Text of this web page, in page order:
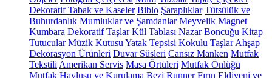
Dekoratif Tabak ve Kaseler Biblo Şaraplıklar Tütsülük ve
Buhurdanlık Mumluklar ve Şamdanlar Meyvelik Magnet
Kumbara Dekoratif Taşlar Kül Tablası Nazar Boncuğu Kitap
Tutucular Müzik Kutusu Yatak Tepsisi Kokulu Taşlar Ahşap
Dekorasyon Ürünleri Duvar Süsleri Cansız Manken Mutfak
Tekstili Amerikan Servis Masa Örtüleri Mutfak Önlüğü
Mutfak Havlusu ve Kurulama Bezi Runner Fırın Eldiveni ve